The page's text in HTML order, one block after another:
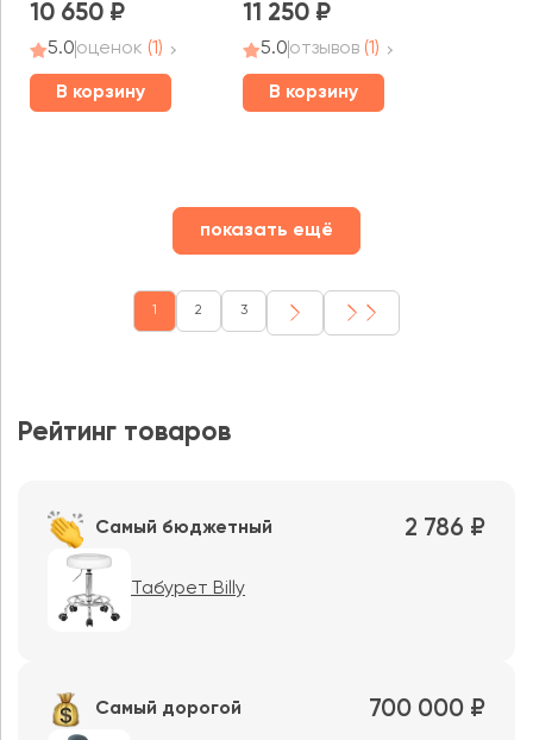
10 650
5.0оценок (1)
В корзину
11 250
5.0отзывов (1)
В корзину
показать ещё
1 2 3
Рейтинг товаров
Самый бюджетный 2 786 ₽
Табурет Billy
Самый дорогой 700 000 ₽